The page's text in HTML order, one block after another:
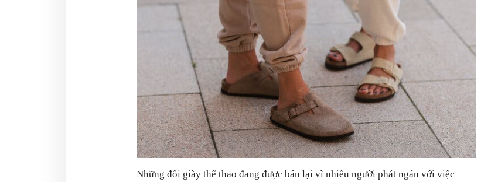
Những đôi giày thể thao đang được bán lại vì nhiều người phát ngán với việc